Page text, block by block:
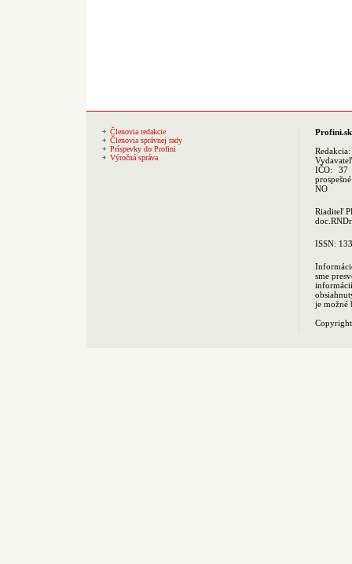
Členovia redakcie
Členovia správnej rady
Príspevky do Profini
Výročná správa
Profini.sk
Redakcia:
IČO: 37
NO
Riaditeľ
ISSN:
sme
je možné